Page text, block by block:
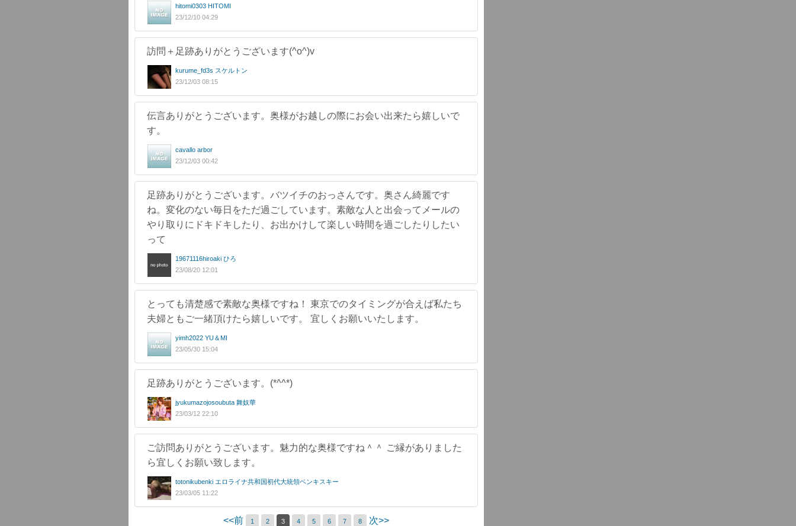
hitomi0303 HITOMI
23/12/10 04:29
訪問＋足跡ありがとうございます(^o^)v
kurume_fd3s スケルトン
23/12/03 08:15
伝言ありがとうございます。奥様がお越しの際にお会い出来たら嬉しいで
す。
cavallo arbor
23/12/03 00:42
足跡ありがとうございます。バツイチのおっさんです。奥さん綺麗です
ね。変化のない毎日をただ過ごしています。素敵な人と出会ってメールの
やり取りにドキドキしたり、お出かけして楽しい時間を過ごしたりしたい
って
19671116hiroaki ひろ
23/08/20 12:01
とっても清楚感で素敵な奥様ですね！ 東京でのタイミングが合えば私たち
夫婦ともご一緒頂けたら嬉しいです。 宜しくお願いいたします。
yimh2022 YU＆MI
23/05/30 15:04
足跡ありがとうございます。(*^^*)
jyukumazojosoubuta 舞奴華
23/03/12 22:10
ご訪問ありがとうございます。魅力的な奥様ですね＾＾ ご縁がありました
ら宜しくお願い致します。
totonikubenki エロライナ共和国初代大統領ベンキスキー
23/03/05 11:22
<<前 1 2 3 4 5 6 7 8 次>>